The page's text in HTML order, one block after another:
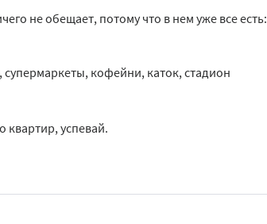
не обещает, потому что в нем уже все есть:
кофейни, каток, стадион
квартир, успевай.